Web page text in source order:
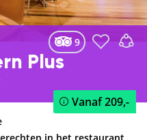
9
Plus
Vanaf209,-
in het restaurant